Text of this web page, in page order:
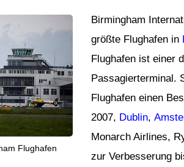
Flughafen
Birmingham
größte Flughafen in
Flughafen ist einer
Passagierterminal.
Flughafen einen
2007, Dublin,
Monarch Airlines,
zur Verbesserung